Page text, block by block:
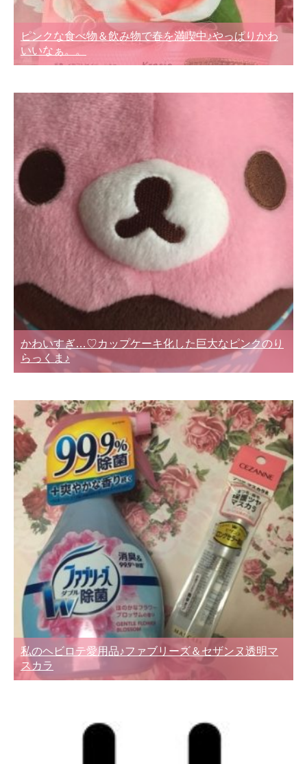
ピンクな食べ物＆飲み物で春を満喫中♪やっぱりかわ
いいなぁ。。
かわいすぎ…♡カップケーキ化した巨大なピンクのり
らっくま♪
私のヘビロテ愛用品♪ファブリーズ＆セザンヌ透明マ
スカラ